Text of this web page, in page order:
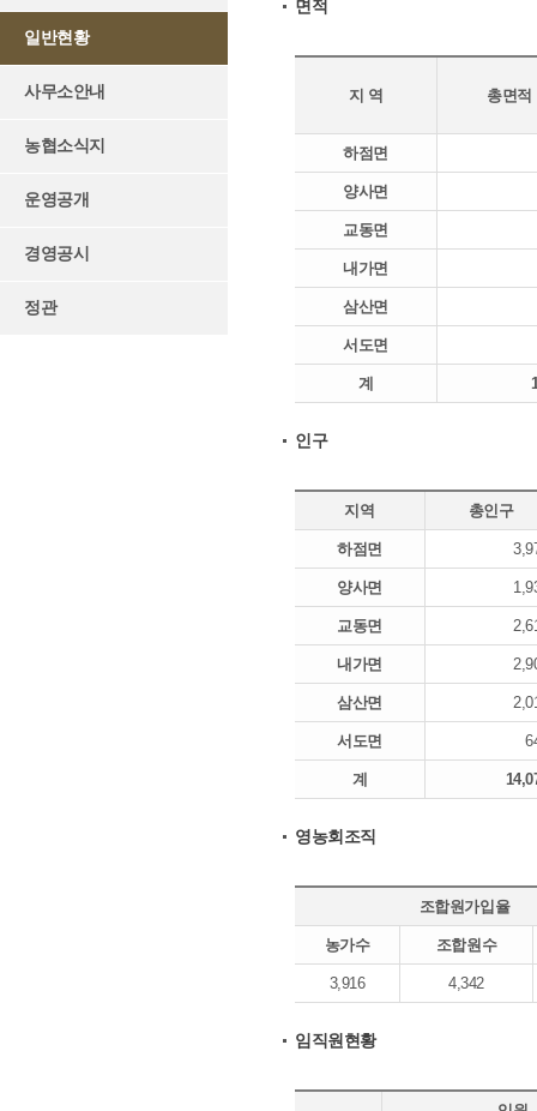
일반현황
사무소안내
농협소식지
운영공개
경영공시
정관
면적
지 역 총면적
하점면
양사면
교동면
내가면
삼산면
서도면
계
인구
지역 총인구
하점면
양사면
교동면
내가면
삼산면
서도면
계
영농회조직
조합원가입율
농가수 조합원수
3,916 4,342
임직원현황